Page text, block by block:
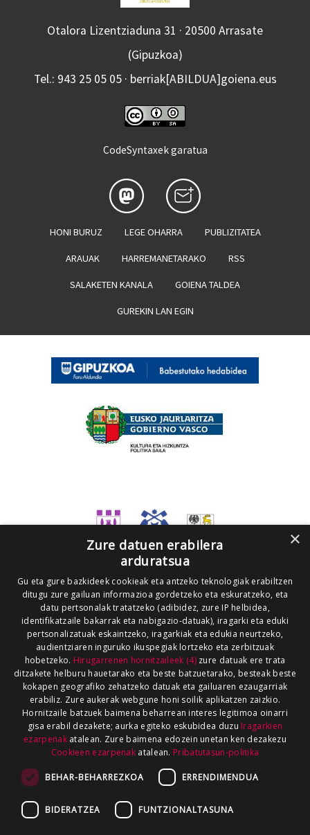
Otalora Lizentziaduna 31 · 20500 Arrasate
(Gipuzkoa)
Tel.: 943 25 05 05 · berriak[ABILDUA]goiena.eus
CodeSyntaxek garatua
HONI BURUZ LEGE OHARRA PUBLIZITATEA
ARAUAK HARREMANETARAKO RSS
SALAKETEN KANALA GOIENA TALDEA
GUREKIN LAN EGIN
×
Zure datuen erabilera
arduratsua
Gu eta gure bazkideek cookieak eta antzeko teknologiak erabiltzen
ditugu zure gailuan informazioa gordetzeko eta eskuratzeko, eta
datu pertsonalak tratatzeko (adibidez, zure IP helbidea,
identifikatzaile bakarrak eta nabigazio-datuak), iragarki eta eduki
pertsonalizatuak eskaintzeko, iragarkiak eta edukia neurtzeko,
audientziaren inguruko ikuspegiak lortzeko eta zerbitzuak
hobetzeko. Hirugarrenen hornitzaileek (4)zure datuak ere trata
ditzakete helburu hauetarako eta beste batzuetarako, besteak beste
kokapen geografiko zehatzeko datuak eta gailuaren ezaugarriak
erabiliz. Zure aukerak webgune honi soilik aplikatzen zaizkio.
Hornitzaile batzuek baimena beharrean interes legitimoa oinarri
gisa erabil dezakete; aurka egiteko eskubidea duzu Iragarkien
ezarpenakatalean. Zure baimena edozein unetan ken dezakezu
Cookieen ezarpenak atalean. Pribatutasun-politika
BEHAR-BEHARREZKOA ERRENDIMENDUA
BIDERATZEA FUNTZIONALTASUNA